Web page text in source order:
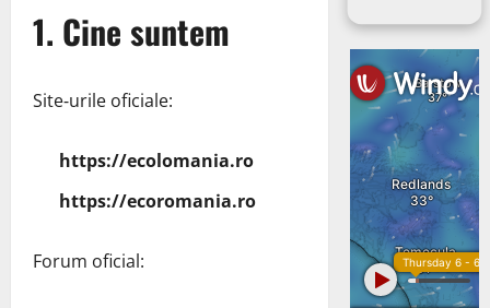
1. Cine suntem
Site‑urile oficiale:
https://ecolomania.ro
https://ecoromania.ro
Forum oficial: